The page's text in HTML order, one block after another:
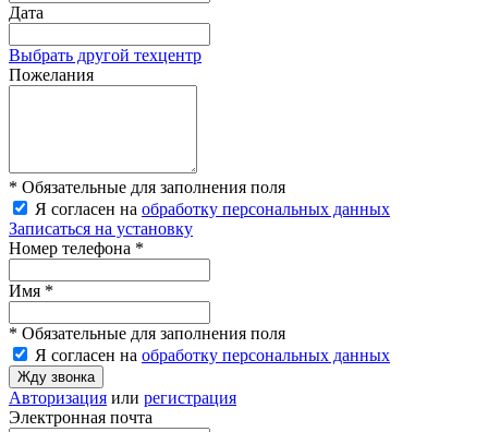
Дата
Выбрать другой техцентр
Пожелания
* Обязательные для заполнения поля
Я согласен на обработку персональных данных
Записаться на установку
Номер телефона *
Имя *
* Обязательные для заполнения поля
Я согласен на обработку персональных данных
Жду звонка
Авторизация или регистрация
Электронная почта